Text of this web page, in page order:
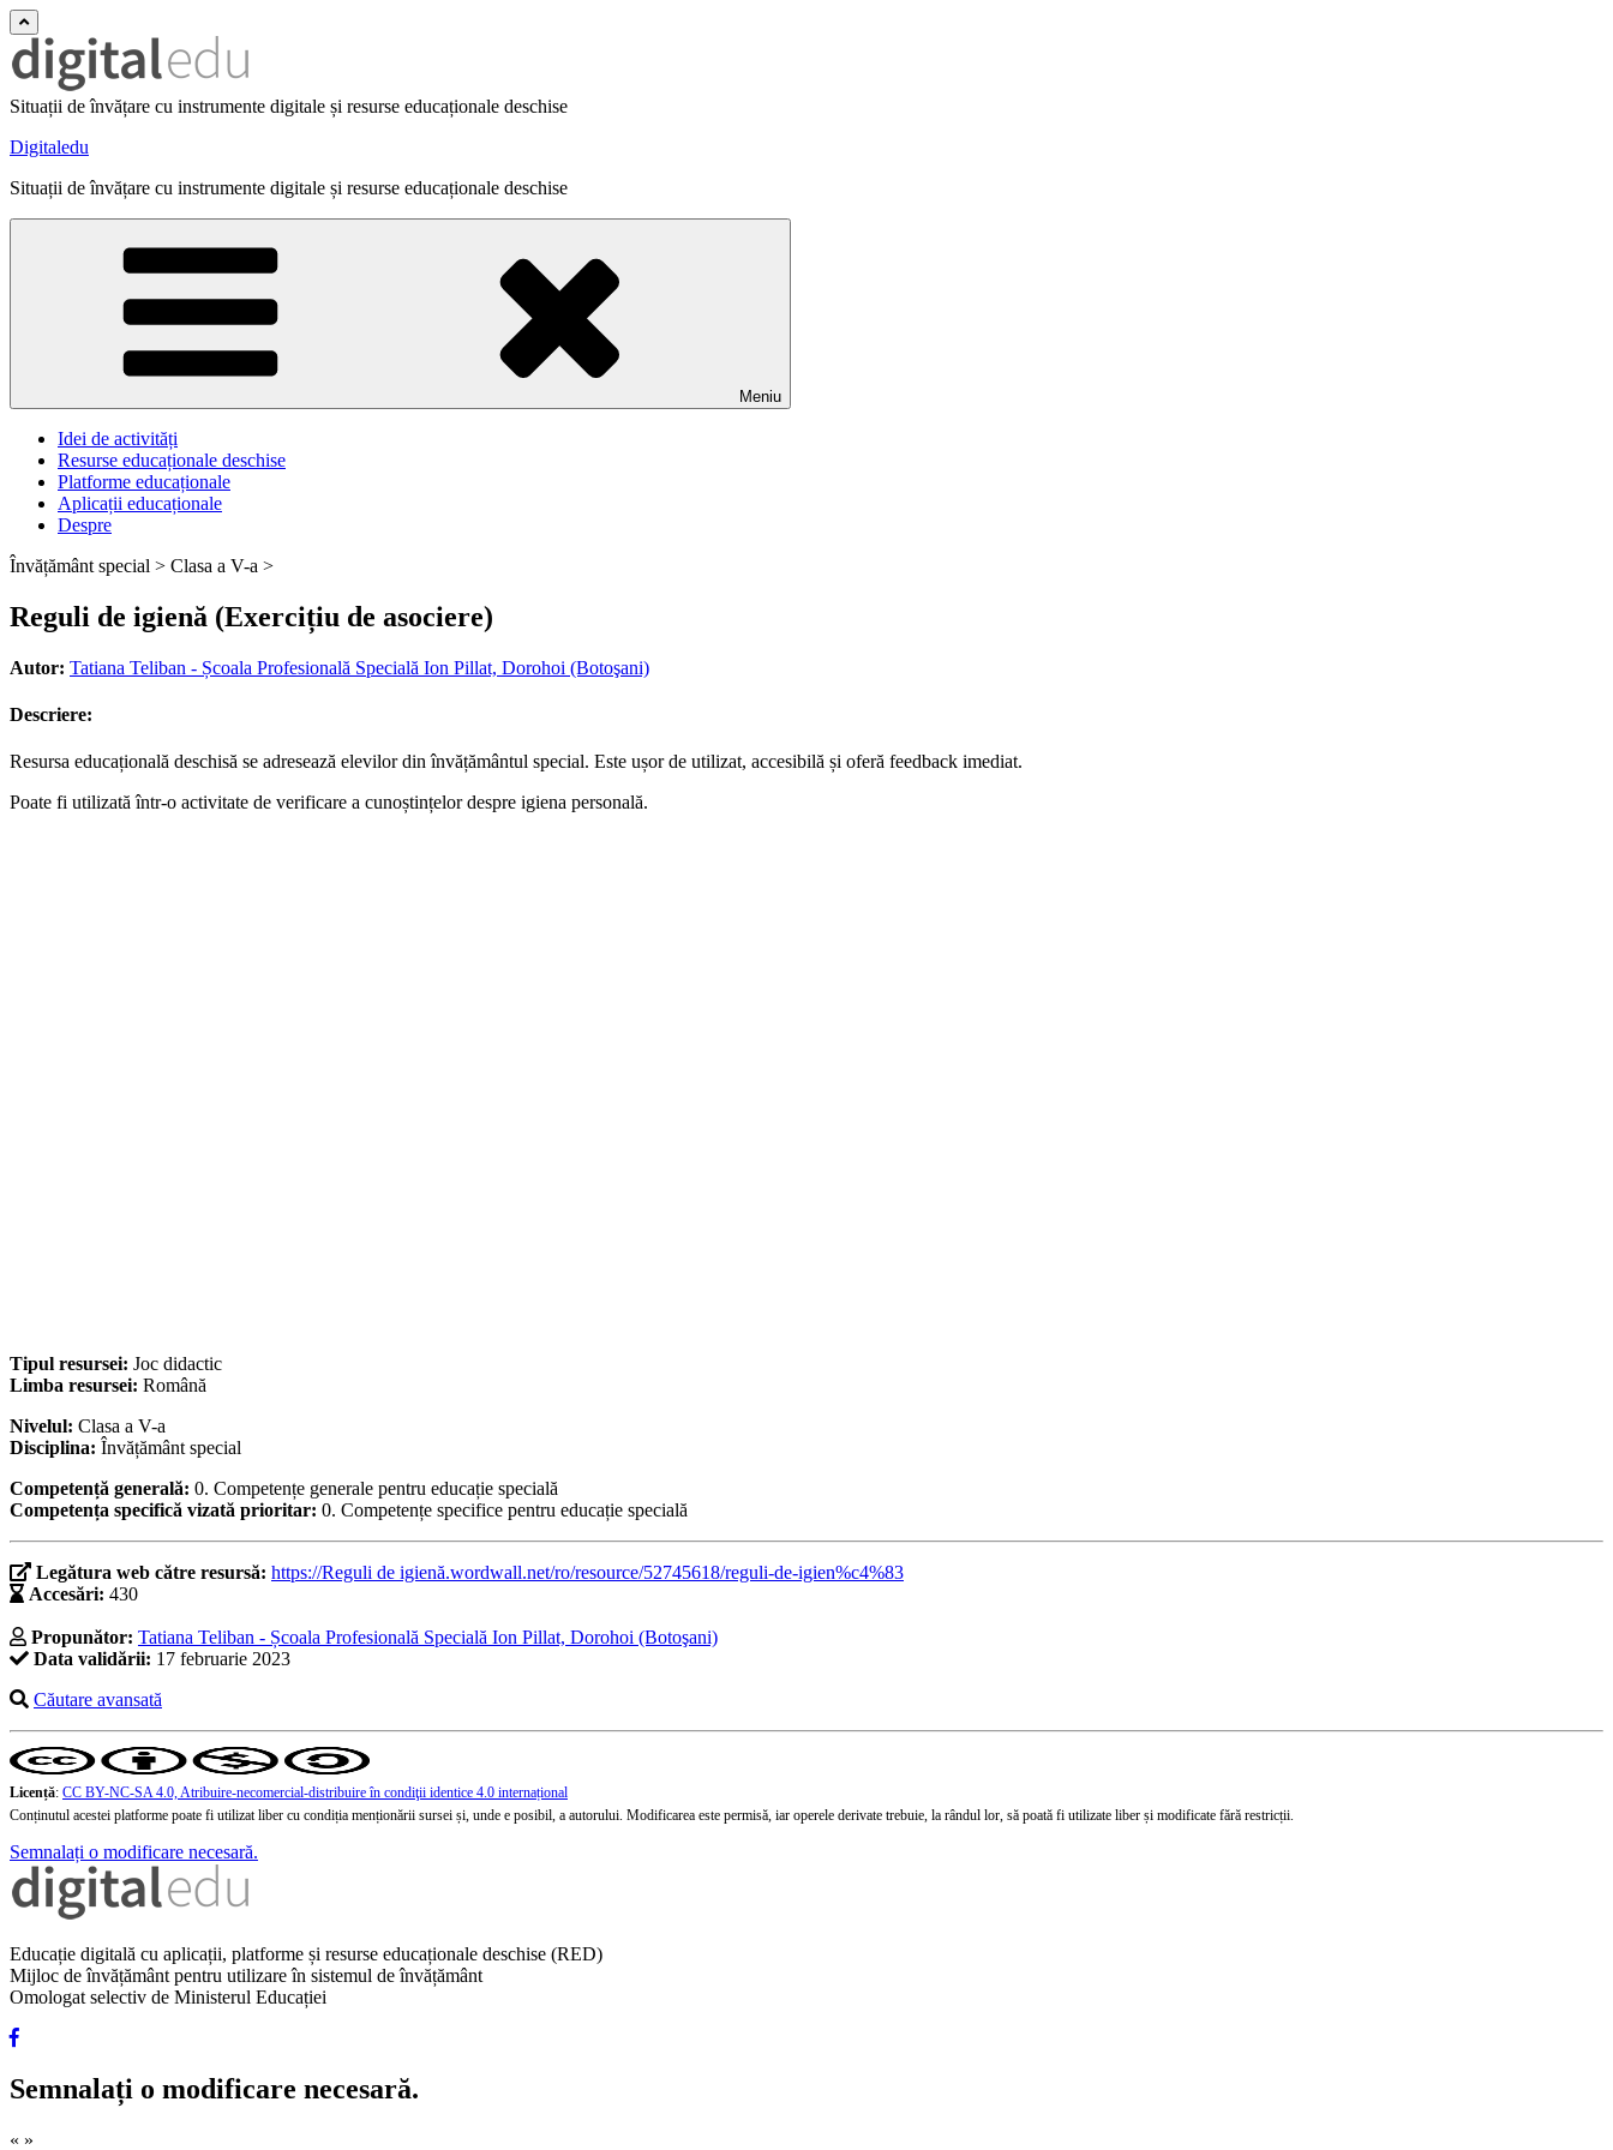
Situații de învățare cu instrumente digitale și resurse educaționale deschise
Digitaledu
Situații de învățare cu instrumente digitale și resurse educaționale deschise
Meniu
Idei de activități
Resurse educaționale deschise
Platforme educaționale
Aplicații educaționale
Despre
Învățământ special > Clasa a V-a >
Reguli de igienă (Exercițiu de asociere)
Autor: Tatiana Teliban - Școala Profesională Specială Ion Pillat, Dorohoi (Botoşani)
Descriere:
Resursa educațională deschisă se adresează elevilor din învățământul special. Este ușor de utilizat, accesibilă și oferă feedback imediat.
Poate fi utilizată într-o activitate de verificare a cunoștințelor despre igiena personală.
Tipul resursei: Joc didactic
Limba resursei: Română
Nivelul: Clasa a V-a
Disciplina: Învățământ special
Competență generală: 0. Competențe generale pentru educație specială
Competența specifică vizată prioritar: 0. Competențe specifice pentru educație specială
Legătura web către resursă: https://Reguli de igienă.wordwall.net/ro/resource/52745618/reguli-de-igien%c4%83
Accesări: 430
Propunător: Tatiana Teliban - Școala Profesională Specială Ion Pillat, Dorohoi (Botoşani)
Data validării: 17 februarie 2023
Căutare avansată
Licență: CC BY-NC-SA 4.0, Atribuire-necomercial-distribuire în condiţii identice 4.0 internațional
Conținutul acestei platforme poate fi utilizat liber cu condiția menționării sursei și, unde e posibil, a autorului. Modificarea este permisă, iar operele derivate trebuie, la rândul lor, să poată fi utilizate liber și modificate fără restricții.
Semnalați o modificare necesară.
Educație digitală cu aplicații, platforme și resurse educaționale deschise (RED)
Mijloc de învățământ pentru utilizare în sistemul de învățământ
Omologat selectiv de Ministerul Educației
Semnalați o modificare necesară.
« »